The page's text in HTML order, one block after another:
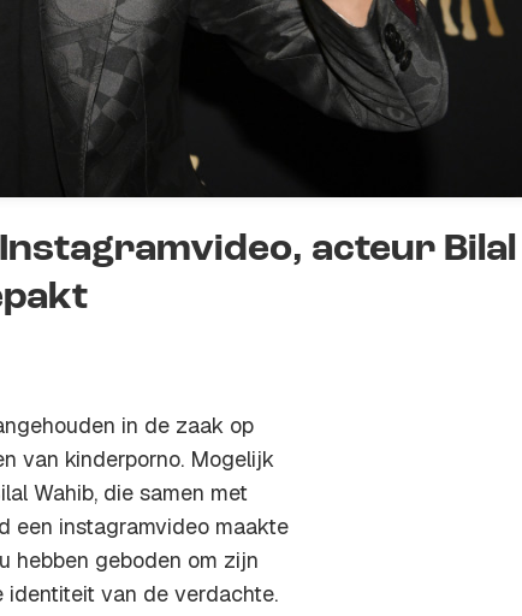
acteur Bilal
in de zaak op
van kinderporno. Mogelijk
Wahib, die samen met
een instagramvideo maakte
hebben geboden om zijn
identiteit van de verdachte.